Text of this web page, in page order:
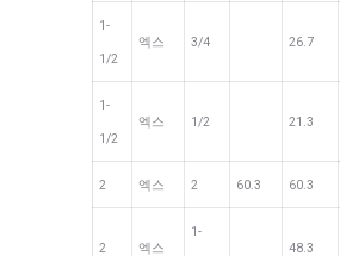
1-
1/2
엑스 3/4 26.7
1-
1/2
엑스 1/2 21.3
2 엑스 2 60.3 60.3
2 엑스
1-
48.3